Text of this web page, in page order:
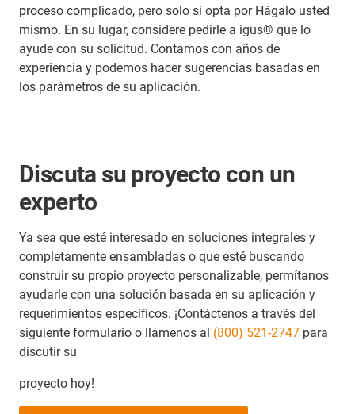
proceso complicado, pero solo si opta por Hágalo usted
mismo. En su lugar, considere pedirle a igus® que lo
ayude con su solicitud. Contamos con años de
experiencia y podemos hacer sugerencias basadas en
los parámetros de su aplicación.
Discuta su proyecto con un
experto
Ya sea que esté interesado en soluciones integrales y
completamente ensambladas o que esté buscando
construir su propio proyecto personalizable, permítanos
ayudarle con una solución basada en su aplicación y
requerimientos específicos. ¡Contáctenos a través del
siguiente formulario o llámenos al (800) 521-2747 para
discutir su
proyecto hoy!